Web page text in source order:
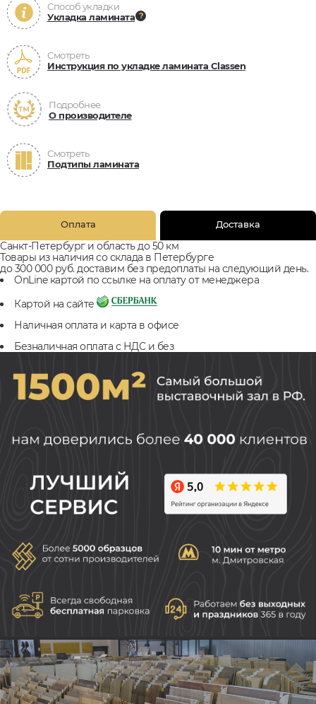
Способ укладки
Укладка ламината
Смотреть
Инструкция по укладке ламината Classen
Подробнее
О производителе
Смотреть
Подтипы ламината
Оплата Доставка
Санкт-Петербург и область до 50 км
Товары из наличия со склада в Петербурге
до 300 000 руб. доставим без предоплаты на следующий день.
OnLine картой по ссылке на оплату от менеджера
Картой на сайте
Наличная оплата и карта в офисе
Безналичная оплата с НДС и без